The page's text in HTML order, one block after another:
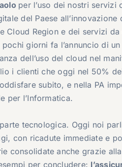
per l’uso dei nostri servizi
del Paese all’innovazione
Cloud Region e dei servizi da
giorni fa l’annuncio di
dell’uso del cloud nel
i clienti che oggi nel 50%
subito, e nella PA
per l’Informatica.
tecnologica. Oggi noi
con ricadute immediate e
consolidate anche grazie
per concludere: